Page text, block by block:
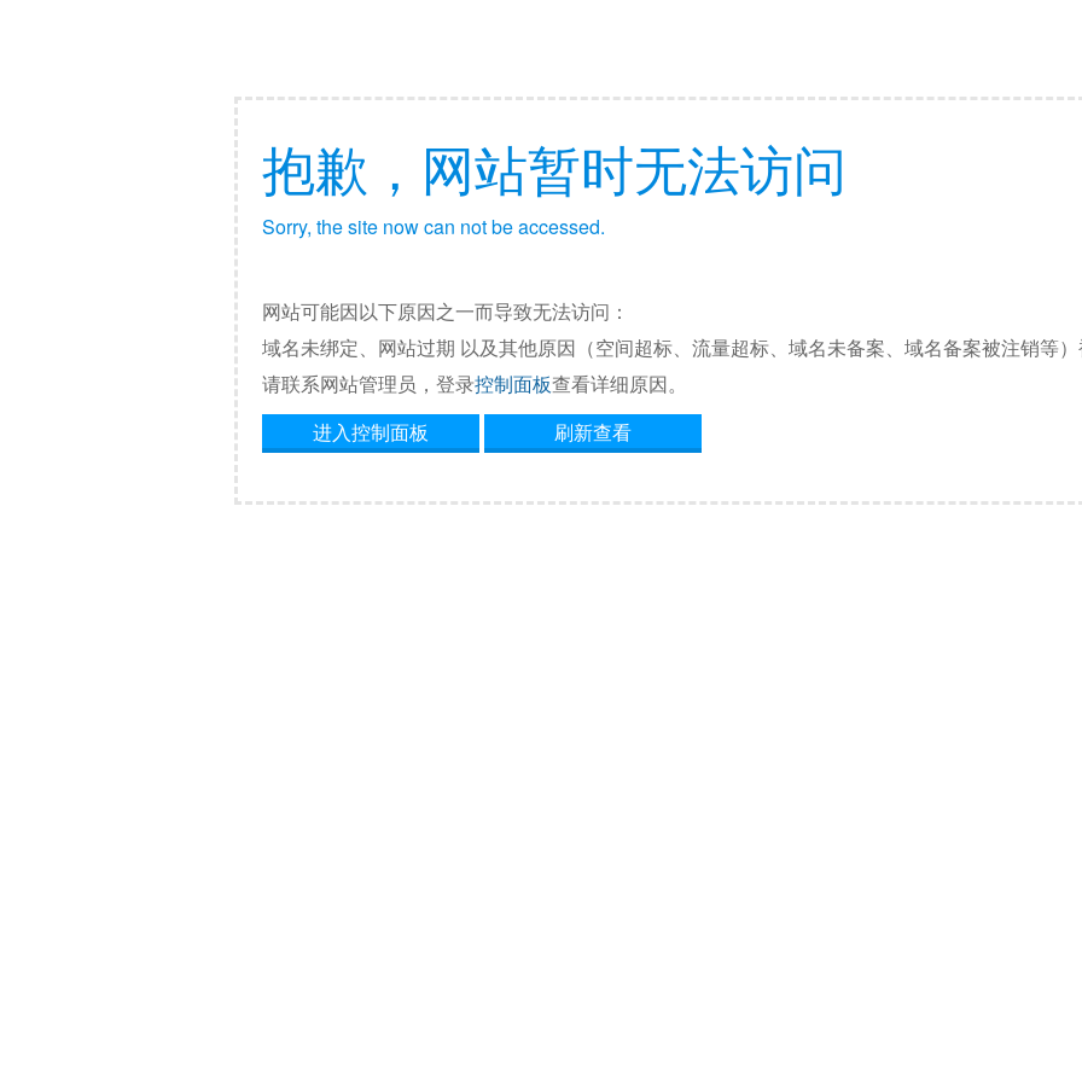
抱歉，网站暂时无法访问
Sorry, the site now can not be accessed.
网站可能因以下原因之一而导致无法访问：
域名未绑定、网站过期 以及其他原因（空间超标、流量超标、域名未备案、域名备案被注销等）
请联系网站管理员，登录控制面板查看详细原因。
进入控制面板
刷新查看